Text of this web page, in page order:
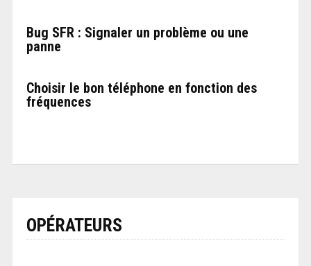
Bug SFR : Signaler un problème ou une
panne
Choisir le bon téléphone en fonction des
fréquences
OPÉRATEURS